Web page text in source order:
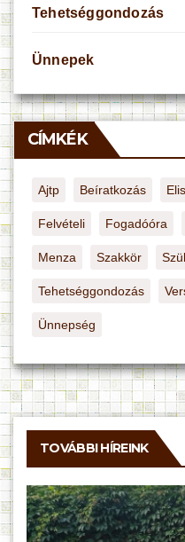
Tehetséggondozás
Ünnepek
CÍMKÉK
Ajtp Beíratkozás
Felvételi Fogadóóra
Menza Szakkör
Tehetséggondozás
Ünnepség
TOVÁBBI HÍREINK